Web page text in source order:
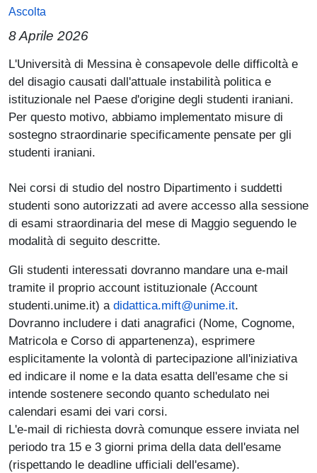
Ascolta
8 Aprile 2026
Paragrafo
L'Università di Messina è consapevole delle difficoltà e
del disagio causati dall'attuale instabilità politica e
istituzionale nel Paese d'origine degli studenti iraniani.
Per questo motivo, abbiamo implementato misure di
sostegno straordinarie specificamente pensate per gli
studenti iraniani.
Nei corsi di studio del nostro Dipartimento i suddetti
studenti sono autorizzati ad avere accesso alla sessione
di esami straordinaria del mese di Maggio seguendo le
modalità di seguito descritte.
Gli studenti interessati dovranno mandare una e-mail
tramite il proprio account istituzionale (Account
studenti.unime.it) a didattica.mift@unime.it.
Dovranno includere i dati anagrafici (Nome, Cognome,
Matricola e Corso di appartenenza), esprimere
esplicitamente la volontà di partecipazione all'iniziativa
ed indicare il nome e la data esatta dell'esame che si
intende sostenere secondo quanto schedulato nei
calendari esami dei vari corsi.
L'e-mail di richiesta dovrà comunque essere inviata nel
periodo tra 15 e 3 giorni prima della data dell'esame
(rispettando le deadline ufficiali dell'esame).